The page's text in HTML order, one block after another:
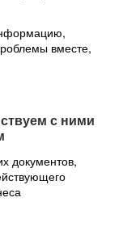
вместе,
с ними
документов,